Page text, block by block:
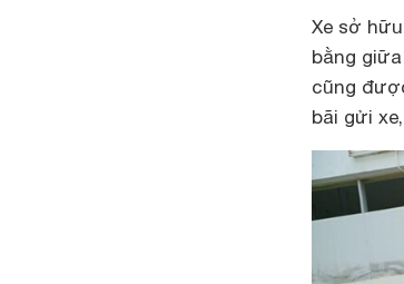
Xe sở
bằng
cũng
bãi gửi